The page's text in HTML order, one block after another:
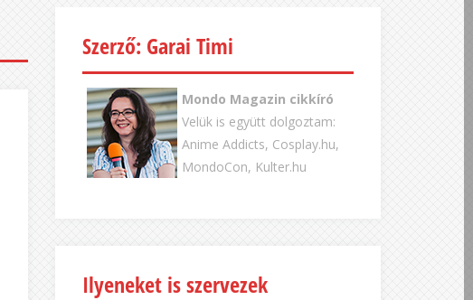
Szerző: Garai Timi
Mondo Magazin cikkíró
Velük is együtt dolgoztam:
Anime Addicts, Cosplay.hu,
MondoCon, Kulter.hu
Ilyeneket is szervezek